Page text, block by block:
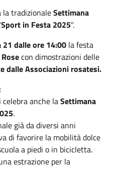
tradizionaleSettimana
Sport in Festa 2025".
21 dalle ore 14:00 la festa
con dimostrazioni delle
dalle Associazioni rosatesi.
:
anche laSettimana
.
già da diversi anni
di favorire la mobilità dolce
a piedi o in bicicletta.
estrazione per la